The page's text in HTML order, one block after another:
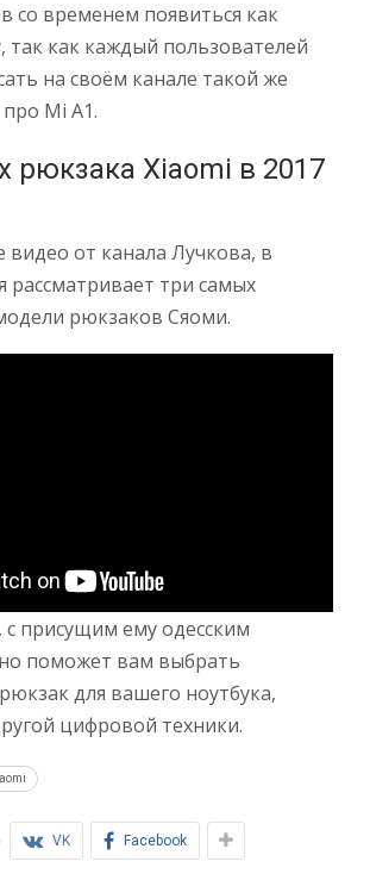
со временем появиться как
так как каждый пользователей
на своём канале такой же
Mi A1.
рюкзака Xiaomi в 2017
видео от канала Лучкова, в
рассматривает три самых
рюкзаков Сяоми.
присущим ему одесским
поможет вам выбрать
для вашего ноутбука,
цифровой техники.
VK Facebook